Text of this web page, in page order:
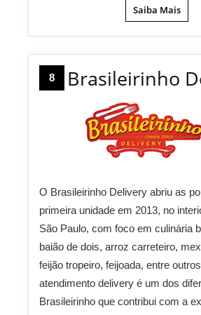
Saiba Mais
8 Brasileirinho
O Brasileirinho Delivery abriu as
primeira unidade em 2013, no
São Paulo, com foco em culinária
baião de dois, arroz carreteiro,
feijão tropeiro, feijoada, entre
atendimento delivery é um dos
Brasileirinho que contribui com a